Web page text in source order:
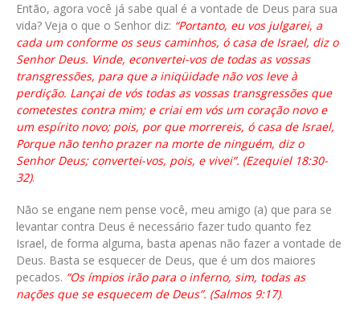
Então, agora você já sabe qual é a vontade de Deus para sua
vida? Veja o que o Senhor diz: “Portanto, eu vos julgarei, a
cada um conforme os seus caminhos, ó casa de Israel, diz o
Senhor Deus. Vinde, econvertei-vos de todas as vossas
transgressões, para que a iniqüidade não vos leve à
perdição. Lançai de vós todas as vossas transgressões que
cometestes contra mim; e criai em vós um coração novo e
um espírito novo; pois, por que morrereis, ó casa de Israel,
Porque não tenho prazer na morte de ninguém, diz o
Senhor Deus; convertei-vos, pois, e vivei”. (Ezequiel 18:30-
32).
Não se engane nem pense você, meu amigo (a) que para se
levantar contra Deus é necessário fazer tudo quanto fez
Israel, de forma alguma, basta apenas não fazer a vontade de
Deus. Basta se esquecer de Deus, que é um dos maiores
pecados. “Os ímpios irão para o inferno, sim, todas as
nações que se esquecem de Deus”. (Salmos 9:17).